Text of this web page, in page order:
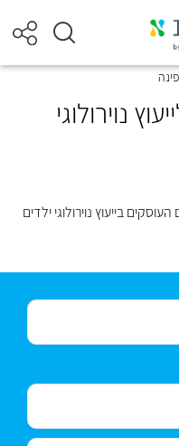
נוירולוגי
בייעוץ נוירולוגי ילדים